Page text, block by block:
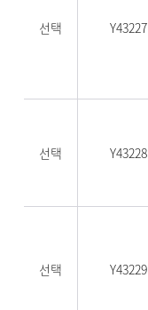
선택 Y43227
선택 Y43228
선택 Y43229